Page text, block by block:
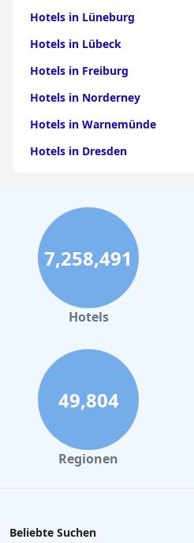
Hotels in Lüneburg
Hotels in Lübeck
Hotels in Freiburg
Hotels in Norderney
Hotels in Warnemünde
Hotels in Dresden
Hotels in Stuttgart
Hotels in Leipzig
Hotels in Bamberg
Hotels in Nürnberg
Hotels in Büsum
Hotels in London
Hotels in Heidelberg
Hotels in Timmendorfer Strand
Hotels im Harz
Hotels in Barcelona
7,258,491
Hotels
49,804
Regionen
Beliebte Suchen